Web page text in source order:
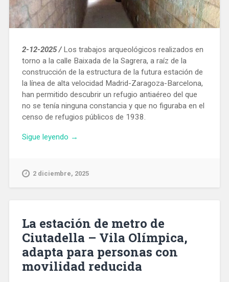
2-12-2025 / Los trabajos arqueológicos realizados en
torno a la calle Baixada de la Sagrera, a raíz de la
construcción de la estructura de la futura estación de
la línea de alta velocidad Madrid-Zaragoza-Barcelona, ​​
han permitido descubrir un refugio antiaéreo del que
no se tenía ninguna constancia y que no figuraba en el
censo de refugios públicos de 1938.
Sigue leyendo «Descubierto
antiaéreo
de
la
estación
de
la
→
2 diciembre, 2025
La estación de metro de
Ciutadella – Vila Olímpica,
adapta para personas con
movilidad reducida